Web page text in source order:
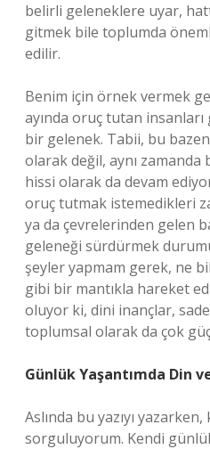
belirli geleneklere uyar,
gitmek bile toplumda
edilir.
Benim için örnek vermek
ayında oruç tutan
bir gelenek. Tabii, bu
olarak değil, aynı
hissi olarak da devam
oruç tutmak istemedikleri
ya da çevrelerinden gelen
geleneği sürdürmek
şeyler yapmam gerek, ne
gibi bir mantıkla hareket
oluyor ki, dini inançlar,
toplumsal olarak da çok
Günlük Yaşantımda Din
Aslında bu yazıyı
sorguluyorum. Kendi